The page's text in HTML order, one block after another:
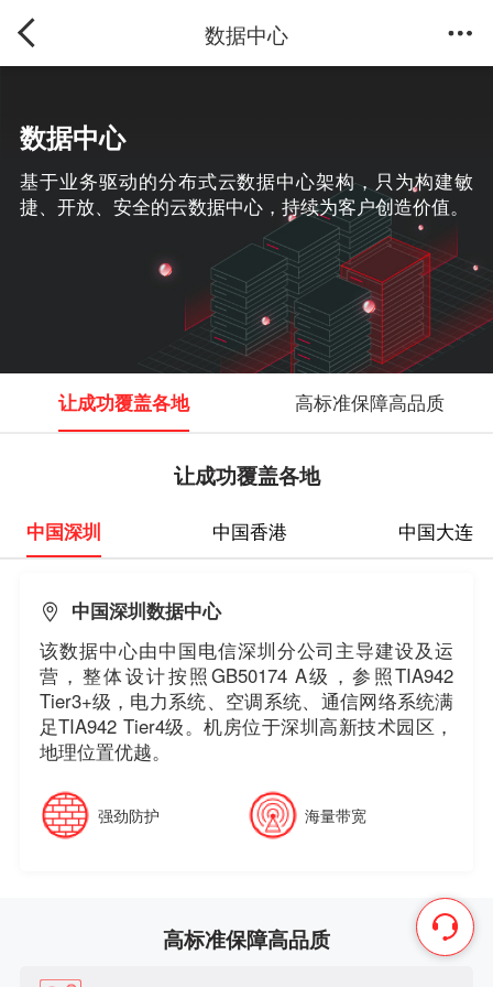
数据中心
数据中心
基于业务驱动的分布式云数据中心架构，只为构建敏
捷、开放、安全的云数据中心，持续为客户创造价值。
让成功覆盖各地 高标准保障高品质
让成功覆盖各地
中国深圳 中国香港 中国大连
中国深圳数据中心
该数据中心由中国电信深圳分公司主导建设及运
营，整体设计按照GB50174 A级，参照TIA942
Tier3+级，电力系统、空调系统、通信网络系统满
足TIA942 Tier4级。机房位于深圳高新技术园区，
地理位置优越。
强劲防护 海量带宽
高标准保障高品质